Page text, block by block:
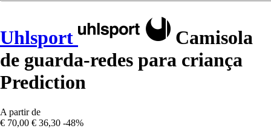
Uhlsport
Camisola
de guarda-redes para criança
Prediction
A partir de
€ 70,00 € 36,30 -48%